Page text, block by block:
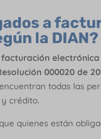
a
la DIAN?
electrónica
000020 de
todas las
crédito.
quienes están